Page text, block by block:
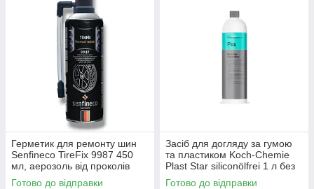
Герметик для ремонту шин
Senfineco TireFix 9987 450
мл, аерозоль від проколів
Готово до відправки
Засіб для догляду за гумою
та пластиком Koch-Chemie
Plast Star siliconölfrei 1 л без
силікону
Готово до відправки